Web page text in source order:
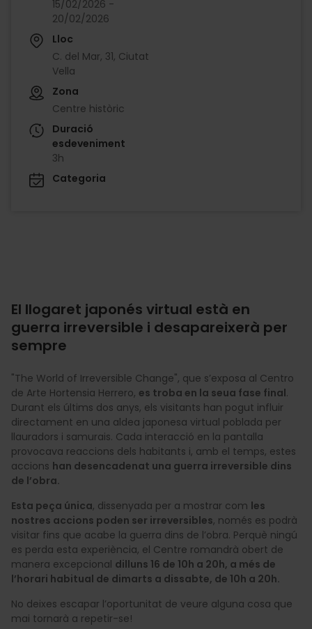
15/02/2026 -
20/02/2026
Lloc
C. del Mar, 31, Ciutat
Vella
Zona
Centre històric
Duració
esdeveniment
3h
Categoria
El llogaret japonés virtual està en
guerra irreversible i desapareixerà per
sempre
"The World of Irreversible Change", que s’exposa al Centro
de Arte Hortensia Herrero, es troba en la seua fase final.
Durant els últims dos anys, els visitants han pogut influir
directament en una aldea japonesa virtual poblada per
llauradors i samurais. Cada interacció en la pantalla
provocava reaccions dels habitants i, amb el temps, estes
accions han desencadenat una guerra irreversible dins
de l’obra.
Esta peça única, dissenyada per a mostrar com les
nostres accions poden ser irreversibles, només es podrà
visitar fins que acabe la guerra dins de l’obra. Perquè ningú
es perda esta experiència, el Centre romandrà obert de
manera excepcional dilluns 16 de 10h a 20h, a més de
l’horari habitual de dimarts a dissabte, de 10h a 20h.
No deixes escapar l’oportunitat de veure alguna cosa que
mai tornarà a repetir-se!